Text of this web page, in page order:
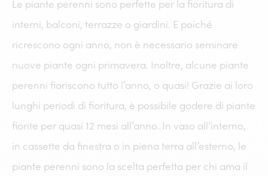
Le piante perenni sono perfette per la fioritura di
interni, balconi, terrazze o giardini. E poiché
ricrescono ogni anno, non è necessario seminare
nuove piante ogni primavera. Inoltre, alcune piante
perenni fioriscono tutto l’anno, o quasi! Grazie ai loro
lunghi periodi di fioritura, è possibile godere di piante
fiorite per quasi 12 mesi all’anno. In vaso all’interno,
in cassette da finestra o in piena terra all’esterno, le
piante perenni sono la scelta perfetta per chi ama il